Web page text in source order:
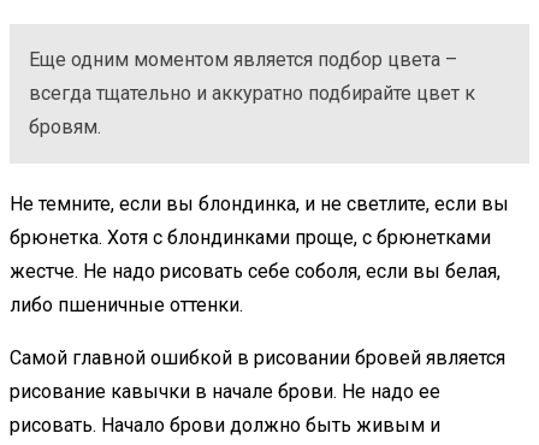
Еще одним моментом является подбор цвета –
всегда тщательно и аккуратно подбирайте цвет к
бровям.
Не темните, если вы блондинка, и не светлите, если вы
брюнетка. Хотя с блондинками проще, с брюнетками
жестче. Не надо рисовать себе соболя, если вы белая,
либо пшеничные оттенки.
Самой главной ошибкой в рисовании бровей является
рисование кавычки в начале брови. Не надо ее
рисовать. Начало брови должно быть живым и